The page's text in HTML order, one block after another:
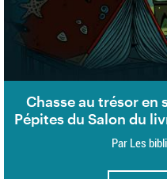
Chasse au trésor en
Pépites du Salon du
Par Les